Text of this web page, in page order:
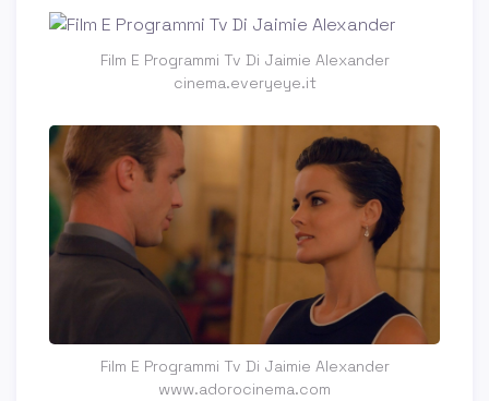
Film E Programmi Tv Di Jaimie Alexander
cinema.everyeye.it
Film E Programmi Tv Di Jaimie Alexander
www.adorocinema.com